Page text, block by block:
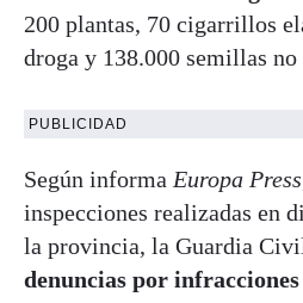
200 plantas, 70 cigarrillos
droga y 138.000 semillas no
PUBLICIDAD
Según informa Europa Press
inspecciones realizadas en
la provincia, la Guardia
denuncias por